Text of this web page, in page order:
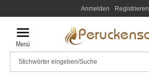
Anmelden Registrieren